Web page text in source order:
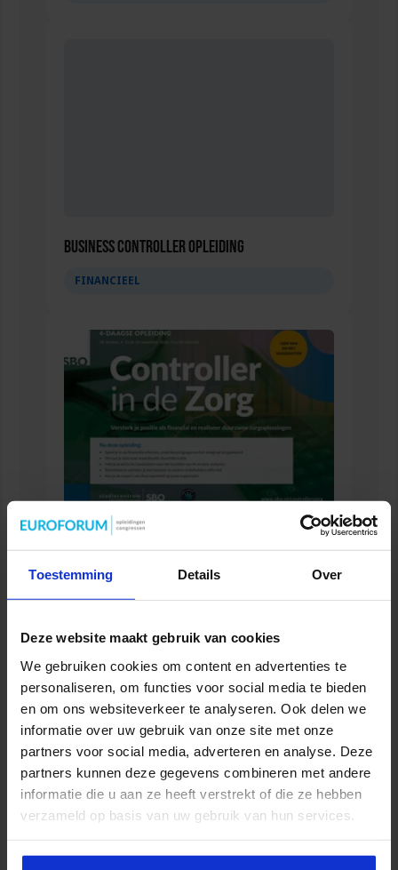
Toestemming Details Over
Deze website maakt gebruik van cookies
We gebruiken cookies om content en advertenties te
personaliseren, om functies voor social media te bieden
en om ons websiteverkeer te analyseren. Ook delen we
informatie over uw gebruik van onze site met onze
partners voor social media, adverteren en analyse. Deze
partners kunnen deze gegevens combineren met andere
informatie die u aan ze heeft verstrekt of die ze hebben
verzameld op basis van uw gebruik van hun services.
Business Controller Opleiding
FINANCIEEL
Opleiding Controller in de Zorg
FINANCIEEL